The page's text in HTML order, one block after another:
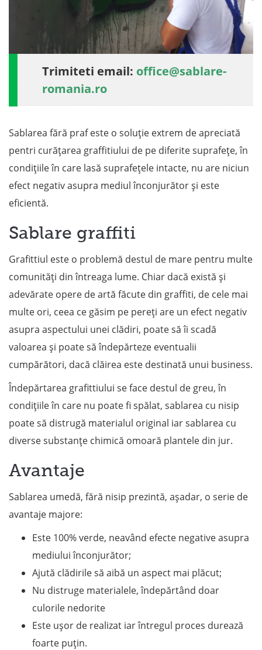
Trimiteti email:office@sablare-
romania.ro
Sablarea fără praf este o soluție extrem de apreciată
pentri curățarea graffitiului de pe diferite suprafețe, în
condițiile în care lasă suprafețele intacte, nu are niciun
efect negativ asupra mediul înconjurător și este
eficientă.
Sablare graffiti
Grafittiul este o problemă destul de mare pentru multe
comunități din întreaga lume. Chiar dacă există și
adevărate opere de artă făcute din graffiti, de cele mai
multe ori, ceea ce găsim pe pereți are un efect negativ
asupra aspectului unei clădiri, poate să îi scadă
valoarea și poate să îndepărteze eventualii
cumpărători, dacă clăirea este destinată unui business.
Îndepărtarea grafittiului se face destul de greu, în
condițiile în care nu poate fi spălat, sablarea cu nisip
poate să distrugă materialul original iar sablarea cu
diverse substanțe chimică omoară plantele din jur.
Avantaje
Sablarea umedă, fără nisip prezintă, așadar, o serie de
avantaje majore:
Este 100% verde, neavând efecte negative asupra
mediului înconjurător;
Ajută clădirile să aibă un aspect mai plăcut;
Nu distruge materialele, îndepărtând doar
culorile nedorite
Este ușor de realizat iar întregul proces durează
foarte puțin.